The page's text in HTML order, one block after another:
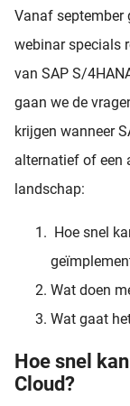
Vanaf september
webinar specials
van SAP S/
gaan we de
krijgen wanneer
alternatief of een
landschap:
Hoe snel
Wat doen
Wat gaat
Hoe snel
Cloud?